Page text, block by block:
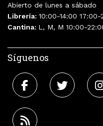
Abierto de lunes a sábado
Librería: 10:00-14:00 17:00-
Cantina: L, M, M 10:00-
Síguenos